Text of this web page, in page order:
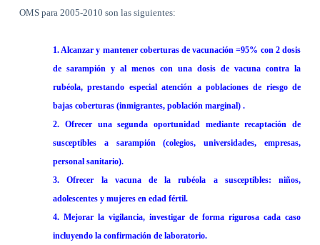
OMS para 2005-2010 son las siguientes:
1. Alcanzar y mantener coberturas de vacunación =95% con 2 dosis
de sarampión y al menos con una dosis de vacuna contra la
rubéola, prestando especial atención a poblaciones de riesgo de
bajas coberturas (inmigrantes, población marginal) .
2. Ofrecer una segunda oportunidad mediante recaptación de
susceptibles a sarampión (colegios, universidades, empresas,
personal sanitario).
3. Ofrecer la vacuna de la rubéola a susceptibles: niños,
adolescentes y mujeres en edad fértil.
4. Mejorar la vigilancia, investigar de forma rigurosa cada caso
incluyendo la confirmación de laboratorio.